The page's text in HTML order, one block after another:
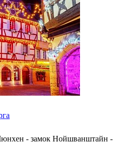
- замок Нойшванштайн -